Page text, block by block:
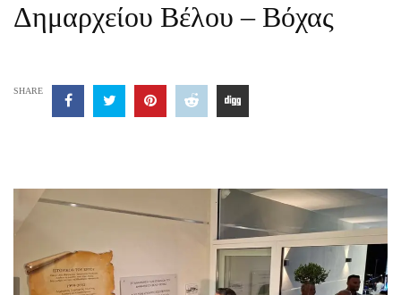
Δημαρχείου Βέλου – Βόχας
SHARE